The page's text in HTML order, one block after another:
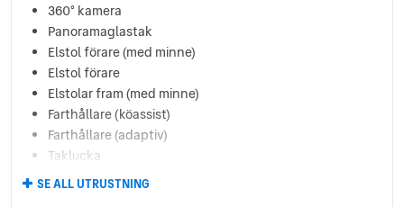
360° kamera
Panoramaglastak
Elstol förare (med minne)
Elstol förare
Elstolar fram (med minne)
Farthållare (köassist)
Farthållare (adaptiv)
Taklucka
Elstol passagerare
SE ALL UTRUSTNING